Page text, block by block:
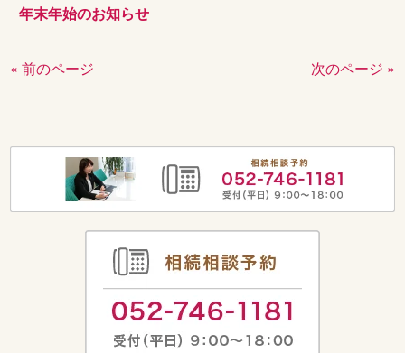
年末年始のお知らせ
« 前のページ 次のページ »